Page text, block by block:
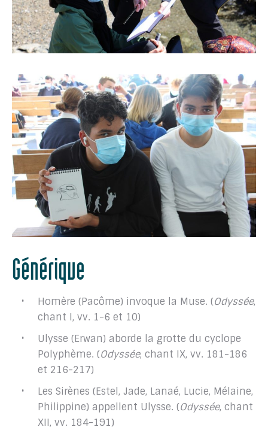
Générique
Homère (Pacôme) invoque la Muse. (Odyssée,
chant I, vv. 1-6 et 10)
Ulysse (Erwan) aborde la grotte du cyclope
Polyphème. (Odyssée, chant IX, vv. 181-186
et 216-217)
Les Sirènes (Estel, Jade, Lanaé, Lucie, Mélaine,
Philippine) appellent Ulysse. (Odyssée, chant
XII, vv. 184-191)